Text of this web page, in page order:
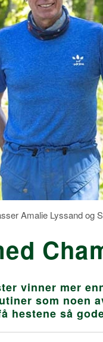
Amalie Lyssand og
vinner mer
som noen
hestene så